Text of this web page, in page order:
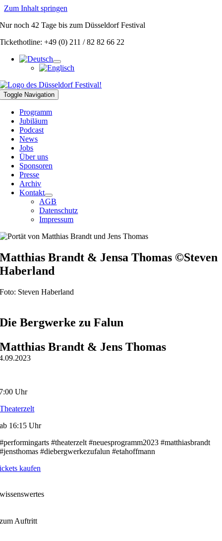
Zum Inhalt springen
Nur noch42 Tagebis zum Düsseldorf Festival
Tickethotline: +49 (0) 211 / 82 82 66 22
Toggle Navigation
Programm
Jubiläum
Podcast
News
Jobs
Über uns
Sponsoren
Presse
Archiv
Kontakt
AGB
Datenschutz
Impressum
Matthias Brandt & Jensa Thomas ©Steven
Haberland
Foto: Steven Haberland
Die Bergwerke zu Falun
Matthias Brandt & Jens Thomas
Uhr
Theaterzelt
ab 16:15 Uhr
#performingarts #theaterzelt #neuesprogramm2023 #matthiasbrandt
#jensthomas #diebergwerkezufalun #etahoffmann
kaufen
wissenswertes
zum Auftritt